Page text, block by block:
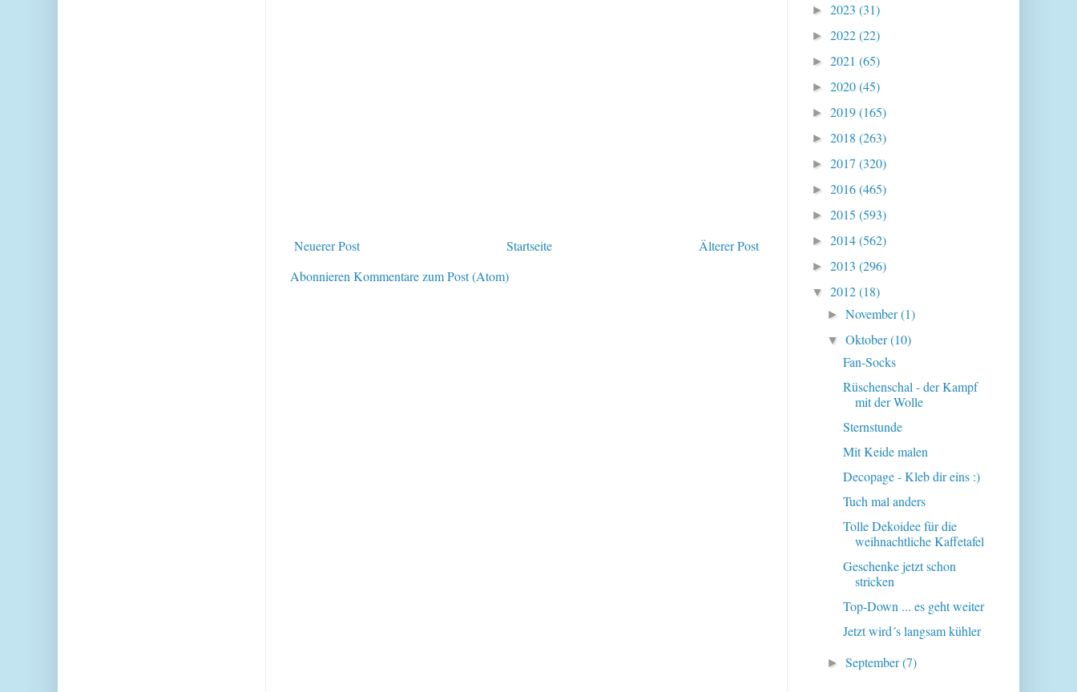
Neuerer Post Älterer Post
Startseite
Abonnieren Kommentare zum Post (Atom)
► 2023 (31)
► 2022(22)
► 2021 (65)
► 2020(45)
► 2019(165)
► 2018 (263)
► 2017 (320)
► 2016(465)
► 2015 (593)
► 2014(562)
► 2013 (296)
▼ 2012(18)
►November(1)
▼Oktober(10)
Fan-Socks
Rüschenschal - der Kampf
mit der Wolle
Sternstunde
Mit Keide malen
Decopage - Kleb dir eins :)
Tuch mal anders
Tolle Dekoidee für die
weihnachtliche Kaffetafel
Geschenke jetzt schon
stricken
Top-Down ... es geht weiter
Jetzt wird´s langsam kühler
►September(7)